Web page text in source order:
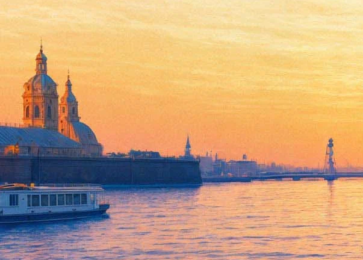
Пища для ума: книга о Березовском,
29 ноября 2017,12:05 Версия для печати